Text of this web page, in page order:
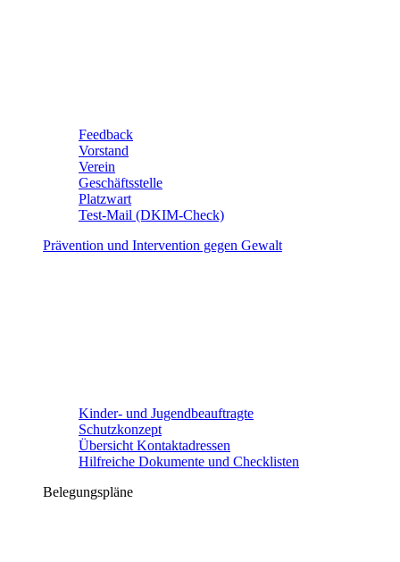
Feedback
Vorstand
Verein
Geschäftsstelle
Platzwart
Test-Mail (DKIM-Check)
Prävention und Intervention gegen Gewalt
Kinder- und Jugendbeauftragte
Schutzkonzept
Übersicht Kontaktadressen
Hilfreiche Dokumente und Checklisten
Belegungspläne